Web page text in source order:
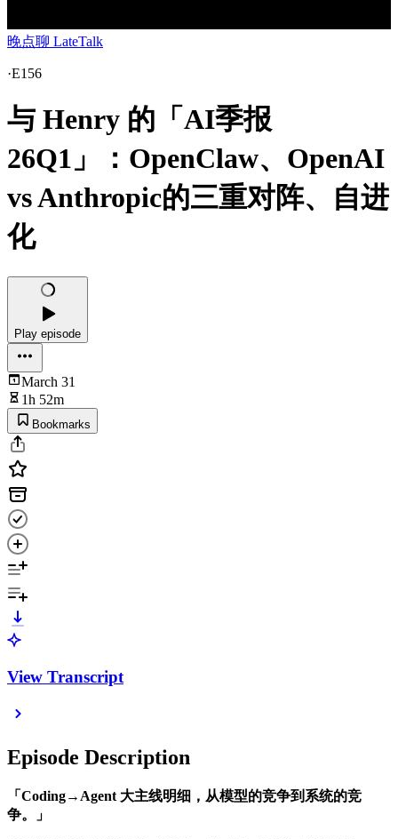
晚点聊 LateTalk
·E156
与 Henry 的「AI季报
26Q1」：OpenClaw、OpenAI
vs Anthropic的三重对阵、自进
化
Play episode
March 31
1h 52m
Bookmarks
View Transcript
Episode Description
「Coding→Agent 大主线明细，从模型的竞争到系统的竞
争。」